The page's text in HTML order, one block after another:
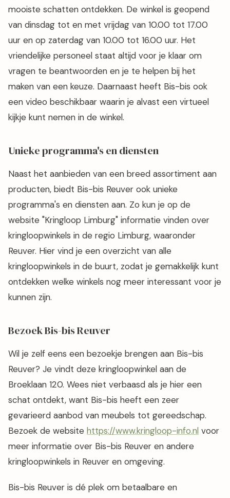
mooiste schatten ontdekken. De winkel is geopend
van dinsdag tot en met vrijdag van 10.00 tot 17.00
uur en op zaterdag van 10.00 tot 16.00 uur. Het
vriendelijke personeel staat altijd voor je klaar om
vragen te beantwoorden en je te helpen bij het
maken van een keuze. Daarnaast heeft Bis-bis ook
een video beschikbaar waarin je alvast een virtueel
kijkje kunt nemen in de winkel.
Unieke programma's en diensten
Naast het aanbieden van een breed assortiment aan
producten, biedt Bis-bis Reuver ook unieke
programma's en diensten aan. Zo kun je op de
website "Kringloop Limburg" informatie vinden over
kringloopwinkels in de regio Limburg, waaronder
Reuver. Hier vind je een overzicht van alle
kringloopwinkels in de buurt, zodat je gemakkelijk kunt
ontdekken welke winkels nog meer interessant voor je
kunnen zijn.
Bezoek Bis-bis Reuver
Wil je zelf eens een bezoekje brengen aan Bis-bis
Reuver? Je vindt deze kringloopwinkel aan de
Broeklaan 120. Wees niet verbaasd als je hier een
schat ontdekt, want Bis-bis heeft een zeer
gevarieerd aanbod van meubels tot gereedschap.
Bezoek de website https://www.kringloop-info.nl voor
meer informatie over Bis-bis Reuver en andere
kringloopwinkels in Reuver en omgeving.
Bis-bis Reuver is dé plek om betaalbare en